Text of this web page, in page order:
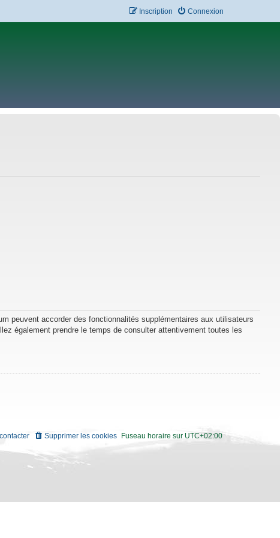
Connexion
Inscription
peuvent accorder des fonctionnalités supplémentaires aux utilisateurs
également prendre le temps de consulter attentivement toutes les
Fuseau horaire sur UTC+02:00
Supprimer les cookies